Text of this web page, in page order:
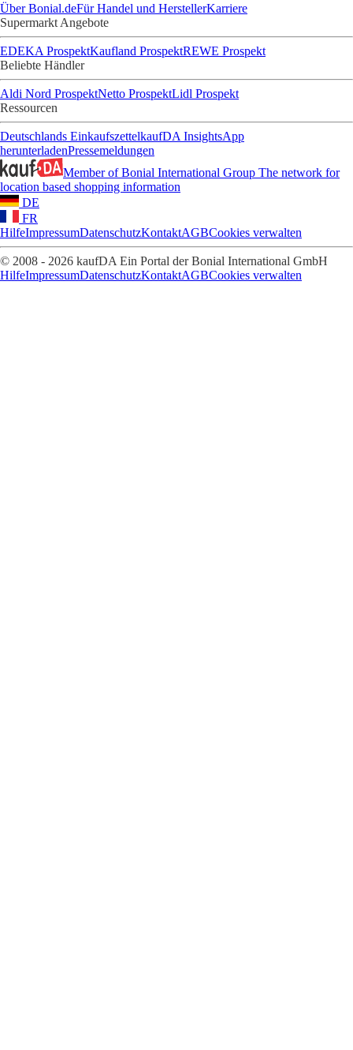
Über Bonial.deFür Handel und HerstellerKarriere
Supermarkt Angebote
EDEKA ProspektKaufland ProspektREWE Prospekt
Beliebte Händler
Aldi Nord ProspektNetto ProspektLidl Prospekt
Ressourcen
Deutschlands EinkaufszettelkaufDA InsightsApp
herunterladenPressemeldungen
Member of Bonial International Group The network for
location based shopping information
DE
FR
HilfeImpressumDatenschutzKontaktAGBCookies verwalten
© 2008 - 2026 kaufDA Ein Portal der Bonial International GmbH
HilfeImpressumDatenschutzKontaktAGBCookies verwalten